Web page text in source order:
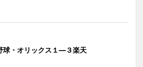
球・オリックス１―３楽天